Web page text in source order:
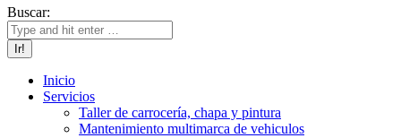
Buscar:
Inicio
Servicios
Taller de carrocería, chapa y pintura
Mantenimiento multimarca de vehiculos